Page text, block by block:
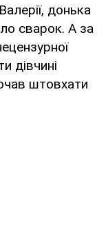
донька
сварок. А за
дівчині
штовхати